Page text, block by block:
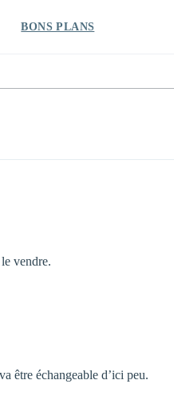
BONS PLANS
vendre.
être échangeable d’ici peu.